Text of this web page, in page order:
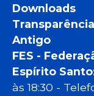
Downloads
Transparência
Antigo
FES -
Espírito
às 18:30 -